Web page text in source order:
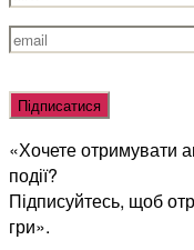
Оставьте
это
пустым.
«Хочете отримувати
події?
Підписуйтесь, щоб
гри».